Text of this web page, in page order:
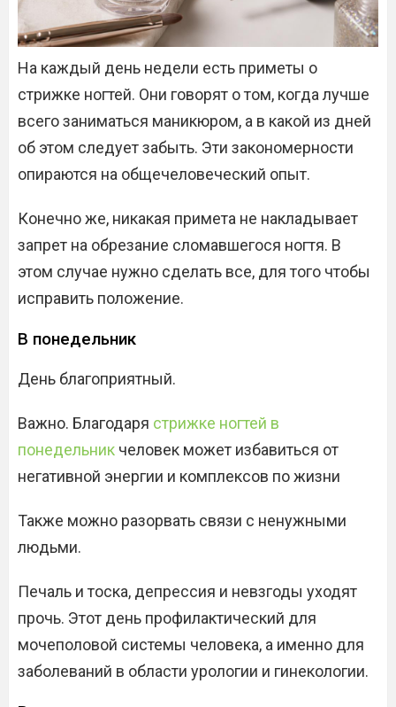
На каждый день недели есть приметы о
стрижке ногтей. Они говорят о том, когда лучше
всего заниматься маникюром, а в какой из дней
об этом следует забыть. Эти закономерности
опираются на общечеловеческий опыт.
Конечно же, никакая примета не накладывает
запрет на обрезание сломавшегося ногтя. В
этом случае нужно сделать все, для того чтобы
исправить положение.
В понедельник
День благоприятный.
Важно. Благодаря стрижке ногтей в
понедельник человек может избавиться от
негативной энергии и комплексов по жизни
Также можно разорвать связи с ненужными
людьми.
Печаль и тоска, депрессия и невзгоды уходят
прочь. Этот день профилактический для
мочеполовой системы человека, а именно для
заболеваний в области урологии и гинекологии.